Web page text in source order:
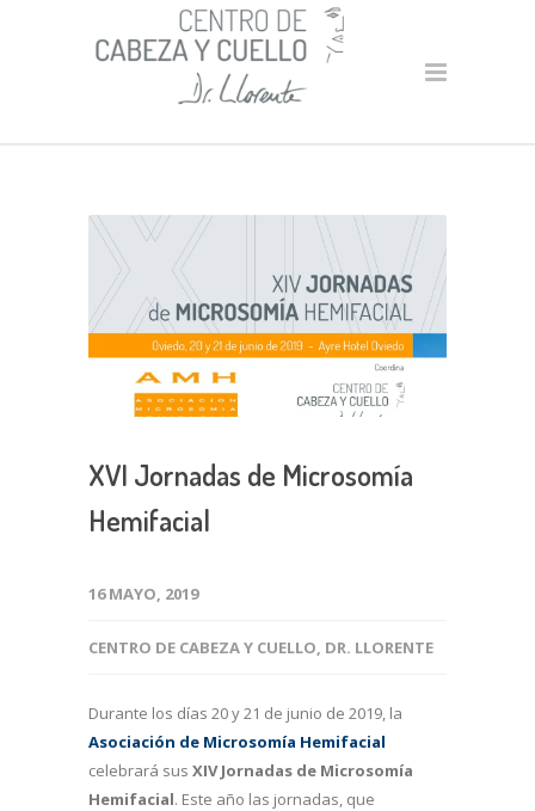
XVI Jornadas de Microsomía
Hemifacial
16 MAYO, 2019
CENTRO DE CABEZA Y CUELLO, DR. LLORENTE
Durante los días 20 y 21 de junio de 2019, la
Asociación de Microsomía Hemifacial
celebrará sus XIV Jornadas de Microsomía
Hemifacial. Este año las jornadas, que